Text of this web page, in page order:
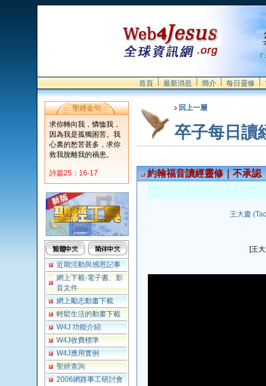
首頁 最新消息 簡介 每日靈修
聖經金句
求你轉向我，憐恤我，
因為我是孤獨困苦。我
心裏的愁苦甚多，求你
救我脫離我的禍患。
詩篇25：16-17
近期活動與感恩記事
網上下載-電子書、影
音文件
網上勵志動畫下載
輕鬆生活的動畫下載
W4J 功能介紹
W4J收費標準
W4J應用實例
聖經查詢
2006網路事工研討會
回上一層
卒子每日讀
約翰福音讀經靈修｜不承認
王大慶
[王